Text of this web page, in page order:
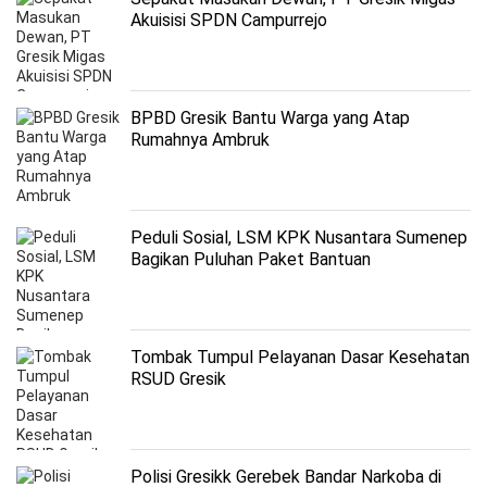
Akuisisi SPDN Campurrejo
BPBD Gresik Bantu Warga yang Atap
Rumahnya Ambruk
Peduli Sosial, LSM KPK Nusantara Sumenep
Bagikan Puluhan Paket Bantuan
Tombak Tumpul Pelayanan Dasar Kesehatan
RSUD Gresik
Polisi Gresikk Gerebek Bandar Narkoba di